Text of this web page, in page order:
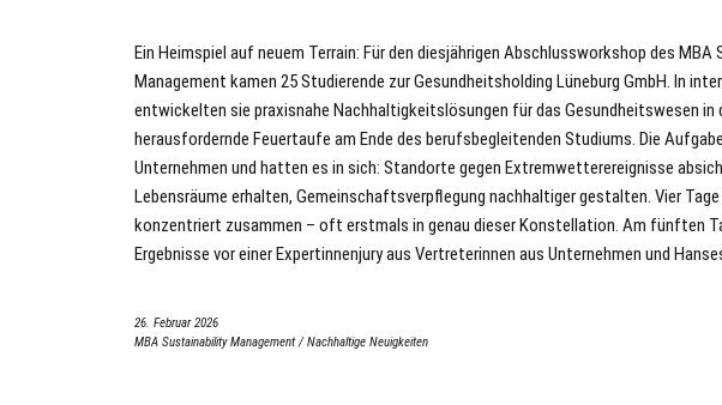
Ein Heimspiel auf neuem Terrain: Für den diesjährigen Abschlussworkshop des
Management kamen 25 Studierende zur Gesundheitsholding Lüneburg GmbH. In
entwickelten sie praxisnahe Nachhaltigkeitslösungen für das Gesundheitswesen in
herausfordernde Feuertaufe am Ende des berufsbegleitenden Studiums. Die
Unternehmen und hatten es in sich: Standorte gegen Extremwetterereignisse
Lebensräume erhalten, Gemeinschaftsverpflegung nachhaltiger gestalten. Vier
konzentriert zusammen – oft erstmals in genau dieser Konstellation. Am fünften
Ergebnisse vor einer Expertinnenjury aus Vertreterinnen aus Unternehmen und
26. Februar 2026
MBA Sustainability Management/Nachhaltige Neuigkeiten